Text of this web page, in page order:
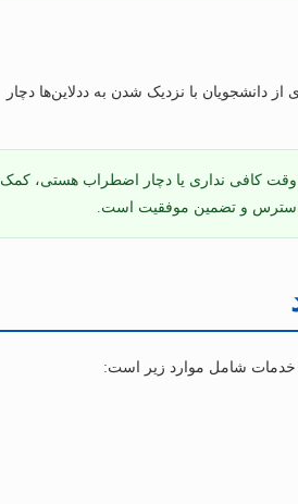
با نزدیک شدن به ددلاین‌ها دچار
وقت کافی نداری یا دچار اضطراب هستی، کمک
استرس و تضمین موفقیت است.
خدمات شامل موارد زیر است: